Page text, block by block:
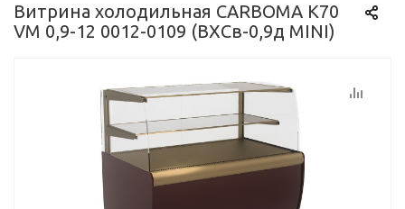
Витрина холодильная CARBOMA K70
VM 0,9-12 0012-0109 (ВХСв-0,9д MINI)